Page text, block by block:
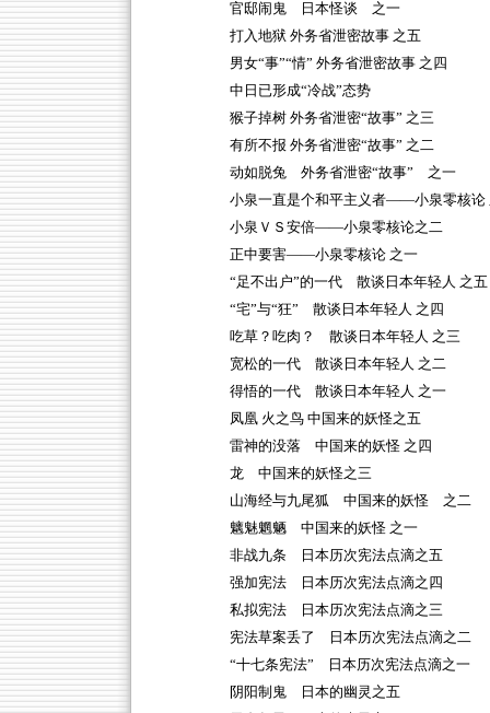
官邸闹鬼 日本怪谈 之一
打入地狱 外务省泄密故事 之五
男女“事”“情” 外务省泄密故事 之四
中日已形成“冷战”态势
猴子掉树 外务省泄密“故事” 之三
有所不报 外务省泄密“故事” 之二
动如脱兔 外务省泄密“故事” 之一
小泉一直是个和平主义者——小泉零核论
小泉ＶＳ安倍——小泉零核论之二
正中要害——小泉零核论 之一
“足不出户”的一代 散谈日本年轻人 之五
“宅”与“狂” 散谈日本年轻人 之四
吃草？吃肉？ 散谈日本年轻人 之三
宽松的一代 散谈日本年轻人 之二
得悟的一代 散谈日本年轻人 之一
凤凰 火之鸟 中国来的妖怪之五
雷神的没落 中国来的妖怪 之四
龙 中国来的妖怪之三
山海经与九尾狐 中国来的妖怪 之二
魑魅魍魉 中国来的妖怪 之一
非战九条 日本历次宪法点滴之五
强加宪法 日本历次宪法点滴之四
私拟宪法 日本历次宪法点滴之三
宪法草案丢了 日本历次宪法点滴之二
“十七条宪法” 日本历次宪法点滴之一
阴阳制鬼 日本的幽灵之五